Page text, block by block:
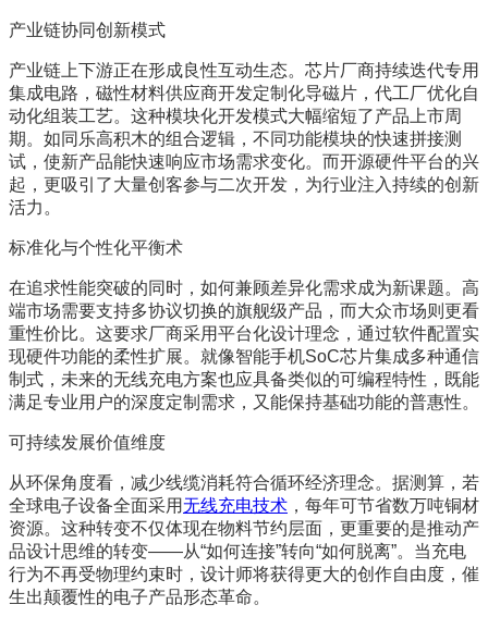
产业链协同创新模式
产业链上下游正在形成良性互动生态。芯片厂商持续迭代专用
集成电路，磁性材料供应商开发定制化导磁片，代工厂优化自
动化组装工艺。这种模块化开发模式大幅缩短了产品上市周
期。如同乐高积木的组合逻辑，不同功能模块的快速拼接测
试，使新产品能快速响应市场需求变化。而开源硬件平台的兴
起，更吸引了大量创客参与二次开发，为行业注入持续的创新
活力。
标准化与个性化平衡术
在追求性能突破的同时，如何兼顾差异化需求成为新课题。高
端市场需要支持多协议切换的旗舰级产品，而大众市场则更看
重性价比。这要求厂商采用平台化设计理念，通过软件配置实
现硬件功能的柔性扩展。就像智能手机SoC芯片集成多种通信
制式，未来的无线充电方案也应具备类似的可编程特性，既能
满足专业用户的深度定制需求，又能保持基础功能的普惠性。
可持续发展价值维度
从环保角度看，减少线缆消耗符合循环经济理念。据测算，若
全球电子设备全面采用无线充电技术 ，每年可节省数万吨铜材
资源。这种转变不仅体现在物料节约层面，更重要的是推动产
品设计思维的转变——从“如何连接”转向“如何脱离”。当充电
行为不再受物理约束时，设计师将获得更大的创作自由度，催
生出颠覆性的电子产品形态革命。